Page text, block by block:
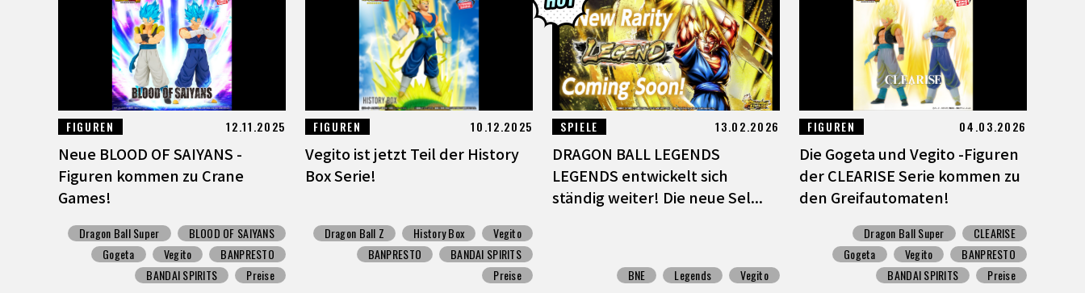
FIGUREN 12.11.2025
Neue BLOOD OF SAIYANS -
Figuren kommen zu Crane
Games!
Dragon Ball Super
BLOOD OF SAIYANS
Gogeta
Vegito
BANPRESTO
BANDAI SPIRITS
Preise
FIGUREN 10.12.2025
Vegito ist jetzt Teil der History
Box Serie!
Dragon Ball Z History Box
Vegito
BANPRESTO
BANDAI SPIRITS
Preise
SPIELE 13.02.2026
DRAGON BALL LEGENDS
LEGENDS entwickelt sich
ständig weiter! Die neue Sel...
BNE Legends Vegito
FIGUREN 04.03.2026
Die Gogeta und Vegito -Figuren
der CLEARISE Serie kommen zu
den Greifautomaten!
Dragon Ball Super
CLEARISE
Gogeta
Vegito
BANPRESTO
BANDAI SPIRITS
Preise